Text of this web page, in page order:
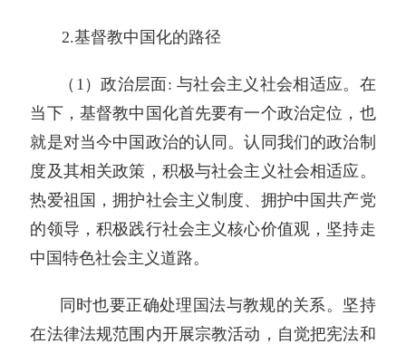
2.基督教中国化的路径
（1）政治层面: 与社会主义社会相适应。在
当下，基督教中国化首先要有一个政治定位，也
就是对当今中国政治的认同。认同我们的政治制
度及其相关政策，积极与社会主义社会相适应。
热爱祖国，拥护社会主义制度、拥护中国共产党
的领导，积极践行社会主义核心价值观，坚持走
中国特色社会主义道路。
同时也要正确处理国法与教规的关系。坚持
在法律法规范围内开展宗教活动，自觉把宪法和